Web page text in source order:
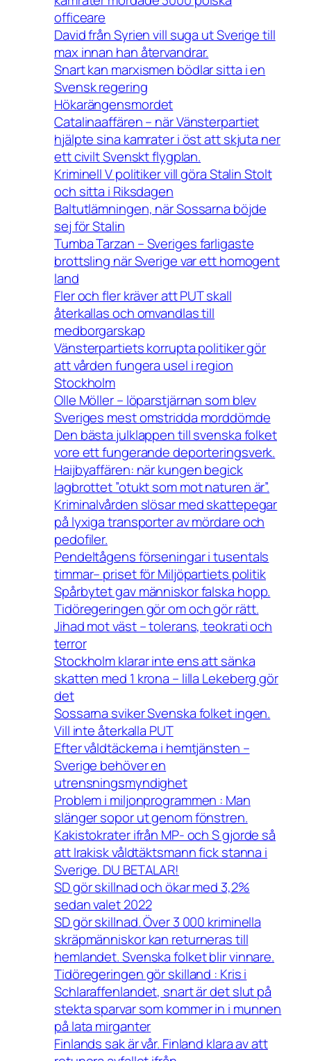
officeare
David från Syrien vill suga ut Sverige till
max innan han återvandrar.
Snart kan marxismen bödlar sitta i en
Svensk regering
Hökarängensmordet
Catalinaaffären – när Vänsterpartiet
hjälpte sina kamrater i öst att skjuta ner
ett civilt Svenskt flygplan.
Kriminell V politiker vill göra Stalin Stolt
och sitta i Riksdagen
Baltutlämningen, när Sossarna böjde
sej för Stalin
Tumba Tarzan – Sveriges farligaste
brottsling när Sverige var ett homogent
land
Fler och fler kräver att PUT skall
återkallas och omvandlas till
medborgarskap
Vänsterpartiets korrupta politiker gör
att vården fungera usel i region
Stockholm
Olle Möller – löparstjärnan som blev
Sveriges mest omstridda morddömde
Den bästa julklappen till svenska folket
vore ett fungerande deporteringsverk.
Haijbyaffären: när kungen begick
lagbrottet ”otukt som mot naturen är”.
Kriminalvården slösar med skattepegar
på lyxiga transporter av mördare och
pedofiler.
Pendeltågens förseningar i tusentals
timmar– priset för Miljöpartiets politik
Spårbytet gav människor falska hopp.
Tidöregeringen gör om och gör rätt.
Jihad mot väst – tolerans, teokrati och
terror
Stockholm klarar inte ens att sänka
skatten med 1 krona – lilla Lekeberg gör
det
Sossarna sviker Svenska folket ingen.
Vill inte återkalla PUT
Efter våldtäckerna i hemtjänsten –
Sverige behöver en
utrensningsmyndighet
Problem i miljonprogrammen : Man
slänger sopor ut genom fönstren.
Kakistokrater ifrån MP- och S gjorde så
att Irakisk våldtäktsmann fick stanna i
Sverige. DU BETALAR!
SD gör skillnad och ökar med 3,2%
sedan valet 2022
SD gör skillnad. Över 3 000 kriminella
skräpmänniskor kan returneras till
hemlandet. Svenska folket blir vinnare.
Tidöregeringen gör skilland : Kris i
Schlaraffenlandet, snart är det slut på
stekta sparvar som kommer in i munnen
på lata mirganter
Finlands sak är vår. Finland klara av att